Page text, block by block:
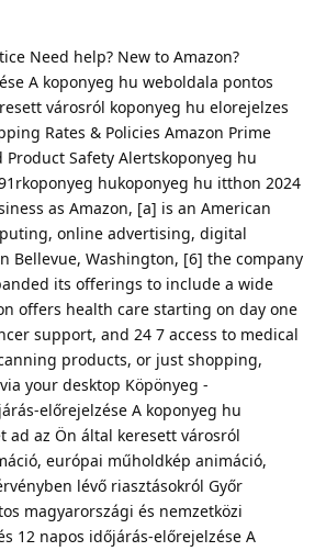
Need help? New to Amazon?
A koponyeg hu weboldala pontos
városról koponyeg hu elorejelzes
Rates & Policies Amazon Prime
Safety Alertskoponyeg hu
hukoponyeg hu itthon 2024
as Amazon, [a] is an American
online advertising, digital
Bellevue, Washington, [6] the company
its offerings to include a wide
offers health care starting on day one
support, and 24 7 access to medical
products, or just shopping,
your desktop Köpönyeg -
előrejelzése A koponyeg hu
ad az Ön által keresett városról
európai műholdkép animáció,
lévő riasztásokról Győr
magyarországi és nemzetközi
12 napos időjárás-előrejelzése A